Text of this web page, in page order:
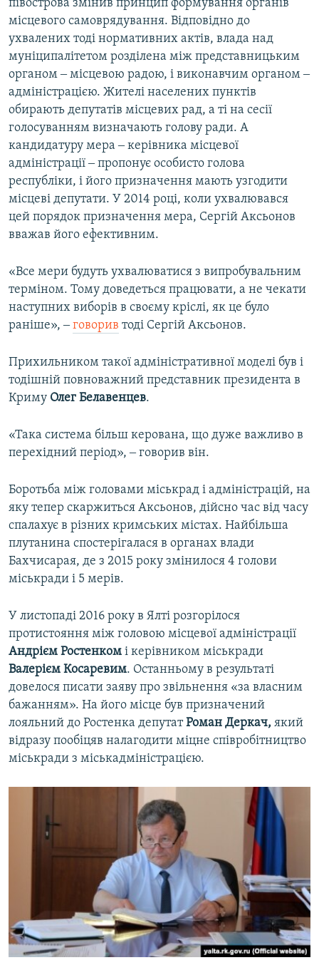
півострова змінив принцип формування органів
місцевого самоврядування. Відповідно до
ухвалених тоді нормативних актів, влада над
муніципалітетом розділена між представницьким
органом ‒ місцевою радою, і виконавчим органом ‒
адміністрацією. Жителі населених пунктів
обирають депутатів місцевих рад, а ті на сесії
голосуванням визначають голову ради. А
кандидатуру мера ‒ керівника місцевої
адміністрації ‒ пропонує особисто голова
республіки, і його призначення мають узгодити
місцеві депутати. У 2014 році, коли ухвалювався
цей порядок призначення мера, Сергій Аксьонов
вважав його ефективним.
«Все мери будуть ухвалюватися з випробувальним
терміном. Тому доведеться працювати, а не чекати
наступних виборів в своєму кріслі, як це було
раніше», ‒говорив тоді Сергій Аксьонов.
Прихильником такої адміністративної моделі був і
тодішній повноважний представник президента в
Криму Олег Белавенцев.
«Така система більш керована, що дуже важливо в
перехідний період», ‒ говорив він.
Боротьба між головами міськрад і адміністрацій, на
яку тепер скаржиться Аксьонов, дійсно час від часу
спалахує в різних кримських містах. Найбільша
плутанина спостерігалася в органах влади
Бахчисарая, де з 2015 року змінилося 4 голови
міськради і 5 мерів.
У листопаді 2016 року в Ялті розгорілося
протистояння між головою місцевої адміністрації
Андрієм Ростенком і керівником міськради
Валерієм Косаревим. Останньому в результаті
довелося писати заяву про звільнення «за власним
бажанням». На його місце був призначений
лояльний до Ростенка депутатРоман Деркач, який
відразу пообіцяв налагодити міцне співробітництво
міськради з міськадміністрацією.